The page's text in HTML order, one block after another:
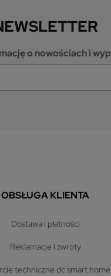
o nowościach i
OBSŁUGA KLIENTA
dostawa i płatności
reklamacje i zwroty
techniczne dc smart home